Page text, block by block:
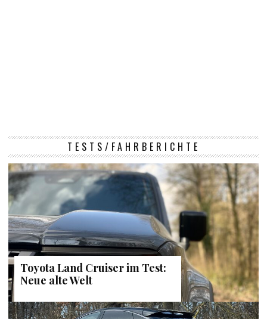
TESTS/FAHRBERICHTE
Toyota Land Cruiser im Test:
Neue alte Welt